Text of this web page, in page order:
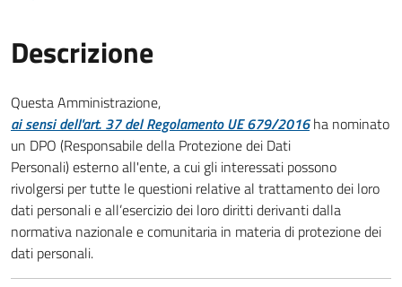
Descrizione
Questa Amministrazione,
ai sensi dell'art. 37 del Regolamento UE 679/2016ha nominato
un DPO (Responsabile della Protezione dei Dati
Personali) esterno all'ente, a cui gli interessati possono
rivolgersi per tutte le questioni relative al trattamento dei loro
dati personali e all’esercizio dei loro diritti derivanti dalla
normativa nazionale e comunitaria in materia di protezione dei
dati personali.